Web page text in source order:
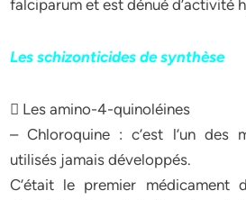
falciparum et est dénué d’activité
Les schizonticides de synthèse
 Les amino-4-quinoléines
– Chloroquine : c’est l’un des
utilisés jamais développés.
C’était le premier médicament